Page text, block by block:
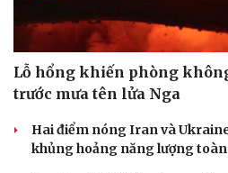
Lỗ hổng khiến phòng
trước mưa tên lửa Nga
Hai điểm nóng Iran và
khủng hoảng năng lượng toàn